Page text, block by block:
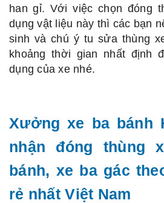
han gỉ. Với việc chọn đóng
dụng vật liệu này thì các bạn
sinh và chú ý tu sửa thùng
khoảng thời gian nhất định
dụng của xe nhé.
Xưởng xe ba bánh
nhận đóng thùng
bánh, xe ba gác
rẻ nhất Việt Nam